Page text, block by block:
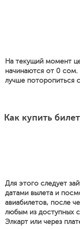
На текущий момент
начинаются от 0
лучше поторопиться
Как купить
Для этого следует
датами вылета и
авиабилетов, после
любым из доступных
Элкарт или через